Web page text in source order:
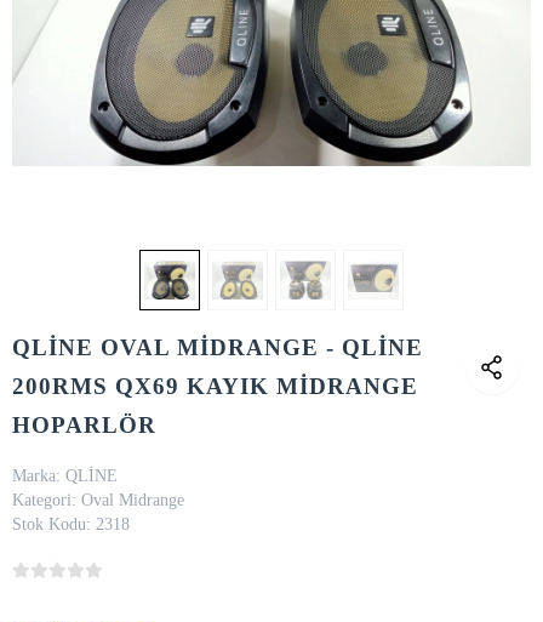
QLİNE OVAL MİDRANGE - QLİNE
200RMS QX69 KAYIK MİDRANGE
HOPARLÖR
Marka: QLİNE
Kategori: Oval Midrange
Stok Kodu: 2318